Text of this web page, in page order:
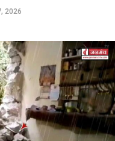
2026